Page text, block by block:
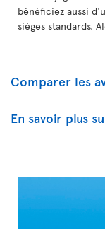
bénéficiez aussi
sièges standards.
Comparer les
En savoir plus